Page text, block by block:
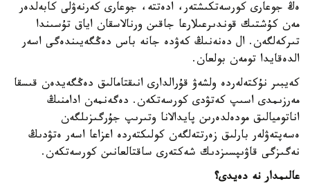
ەڭ جوعارى كورسەتكىشتەر، ادەتتە، جوعارى كەرنەۋلى كابەلدەر
مەن كۇشتىك قوندىرعىلارعا جاقىن ورنالاسقان اياق تۇسىندا
تىركەلگەن. ال دەنەنىڭ كەۋدە جانە باس دەڭگەيىندەگى اسەر
الدەقايدا تومەن بولعان.
كەيبىر نۇكتەلەردە ولشەۋ قۇرالدارى انىقتامالىق دەڭگەيدەن قىسقا
مەرزىمدى اسىپ كەتۋدى كورسەتكەن. دەگەنمەن ادامنىڭ
اناتوميالىق مودەلدەرىن پايدالانا وتىرىپ جۇرگىزىلگەن
ەسەپتەۋلەر بارلىق زەرتتەلگەن كولىكتەردە اعزاعا اسەر ەتۋدىڭ
نەگىزگى قاۋىپسىزدىك شەكتەرى ساقتالعانىن كورسەتكەن.
عالىمدار نە دەيدى؟